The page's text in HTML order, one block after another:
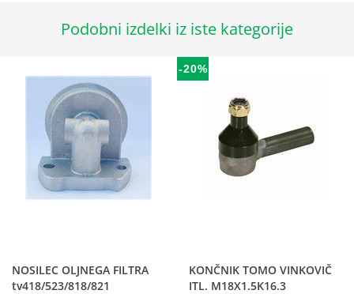
Podobni izdelki iz iste kategorije
NOSILEC OLJNEGA FILTRA
tv418/523/818/821
-20%
KONČNIK TOMO VINKOVIČ
ITL. M18X1.5K16.3